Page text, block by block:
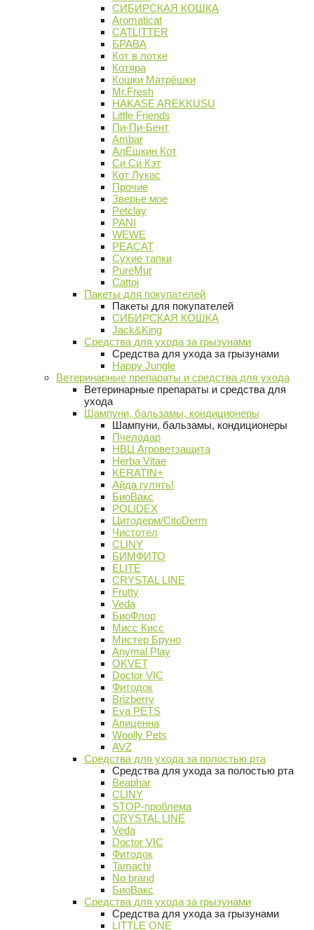
СИБИРСКАЯ КОШКА
Aromaticat
CATLITTER
БРАВА
Кот в лотке
Котяра
Кошки Матрёшки
Mr.Fresh
HAKASE AREKKUSU
Little Friends
Пи-Пи-Бент
Ambar
АлЁшкин Кот
Си Си Кэт
Кот Лукас
Прочие
Зверье мое
Petclay
PANI
WEWE
PEACAT
Сухие тапки
PureMur
Cattoi
Пакеты для покупателей
Пакеты для покупателей
СИБИРСКАЯ КОШКА
Jack&King
Средства для ухода за грызунами
Средства для ухода за грызунами
Happy Jungle
Ветеринарные препараты и средства для ухода
Ветеринарные препараты и средства для
ухода
Шампуни, бальзамы, кондиционеры
Шампуни, бальзамы, кондиционеры
Пчелодар
НВЦ Агроветзащита
Herba Vitae
KERATIN+
Айда гулять!
БиоВакс
POLIDEX
Цитодерм/CitoDerm
Чистотел
CLINY
БИМФИТО
ELITE
CRYSTAL LINE
Frutty
Veda
БиоФлор
Мисс Кисс
Мистер Бруно
Anymal Play
OKVET
Doctor VIC
Фитодок
Brizberry
Eva PETS
Апиценна
Woolly Pets
AVZ
Средства для ухода за полостью рта
Средства для ухода за полостью рта
Beaphar
CLINY
STOP-проблема
CRYSTAL LINE
Veda
Doctor VIC
Фитодок
Tamachi
No brand
БиоВакс
Средства для ухода за грызунами
Средства для ухода за грызунами
LITTLE ONE